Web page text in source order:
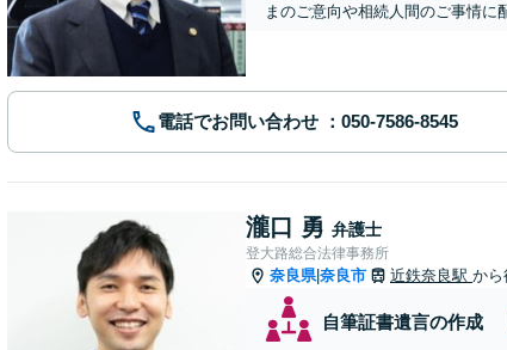
まのご意向や相続人間のご事情に
電話でお問い合わせ
瀧口 勇 弁護士
登大路総合法律事務所
奈良県|奈良市 近鉄奈良駅 から
自筆証書遺言の作成